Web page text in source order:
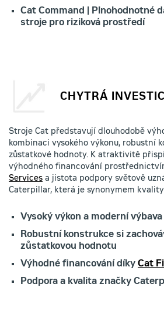
Cat Command | Plnohodnotné
stroje pro riziková prostředí
CHYTRÁ
Stroje Cat představují dlouhodobě
kombinaci vysokého výkonu, robustní
zůstatkové hodnoty. K atraktivitě
výhodného financování
Services a jistota podpory světově
Caterpillar, která je synonymem
Vysoký výkon a moderní výbava
Robustní konstrukce si
zůstatkovou hodnotu
Výhodné financování díky Cat
Podpora a kvalita značky